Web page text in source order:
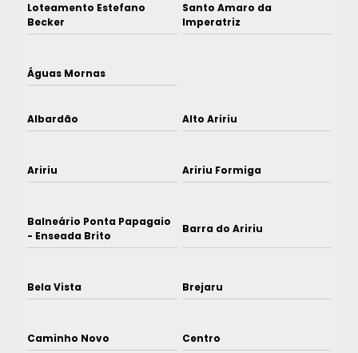
Loteamento Estefano
Becker
Santo Amaro da
Imperatriz
Águas Mornas
Albardão Alto Aririu
Aririu Aririu Formiga
Balneário Ponta Papagaio
- Enseada Brito
Barra do Aririu
Bela Vista Brejaru
Caminho Novo Centro